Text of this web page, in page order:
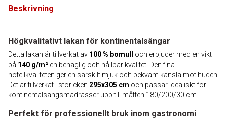
Beskrivning
Högkvalitativt lakan för kontinentalsängar
Detta lakan är tillverkat av 100 % bomull
och erbjuder med en vikt
på 140 g/m² en behaglig och hållbar kvalitet. Den fina
hotellkvaliteten ger en särskilt mjuk och bekväm känsla mot huden.
Det är tillverkat i storleken 295x305 cm och passar idealiskt för
kontinentalsängsmadrasser upp till måtten 180/200/30 cm.
Perfekt för professionellt bruk inom gastronomi